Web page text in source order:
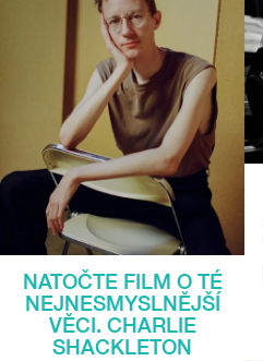
NATOČTE FILM O TÉ
NEJNESMYSLNĚJŠÍ
VĚCI. CHARLIE
SHACKLETON